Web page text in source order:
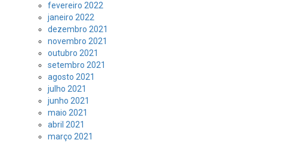
fevereiro 2022
janeiro 2022
dezembro 2021
novembro 2021
outubro 2021
setembro 2021
agosto 2021
julho 2021
junho 2021
maio 2021
abril 2021
março 2021